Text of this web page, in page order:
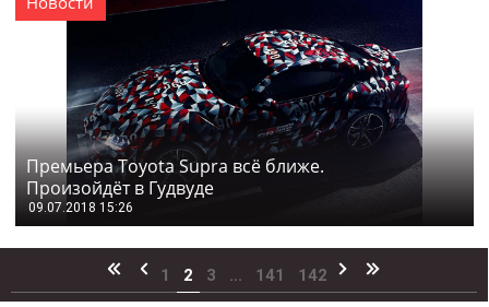
Премьера Toyota Supra всё ближе.
Произойдёт в Гудвуде
09.07.2018 15:26
1 2 3 ... 141 142